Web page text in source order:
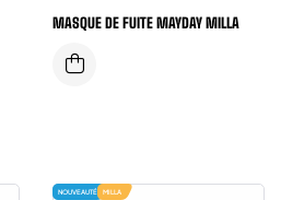
MASQUE DE FUITE MAYDAY MILLA
NOUVEAUTÉ MILLA